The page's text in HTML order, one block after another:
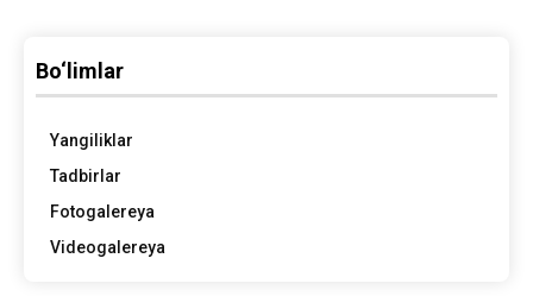
Bo‘limlar
Yangiliklar
Tadbirlar
Fotogalereya
Videogalereya